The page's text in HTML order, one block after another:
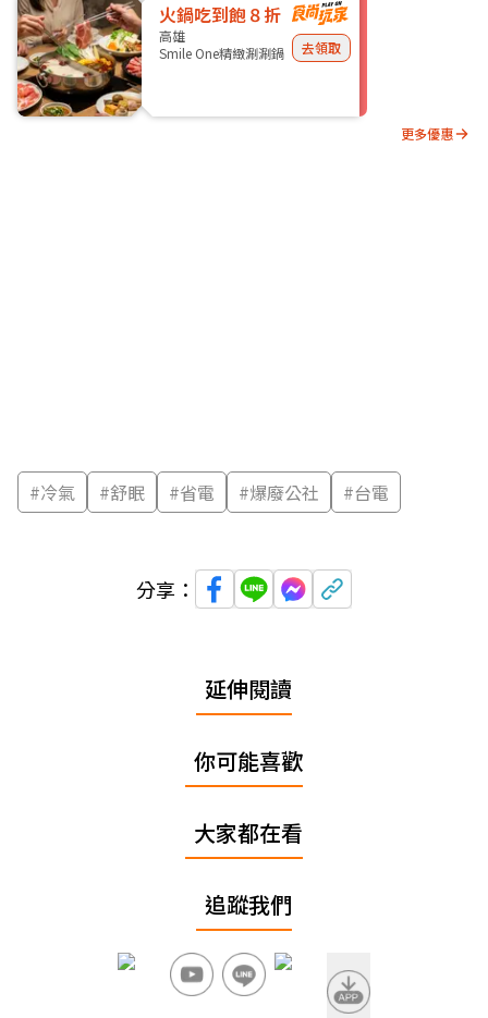
火鍋吃到飽８折
高雄
Smile One精緻涮涮鍋
去領取
更多優惠
#冷氣 #舒眠 #省電 #爆廢公社 #台電
分享：
延伸閱讀
你可能喜歡
大家都在看
追蹤我們